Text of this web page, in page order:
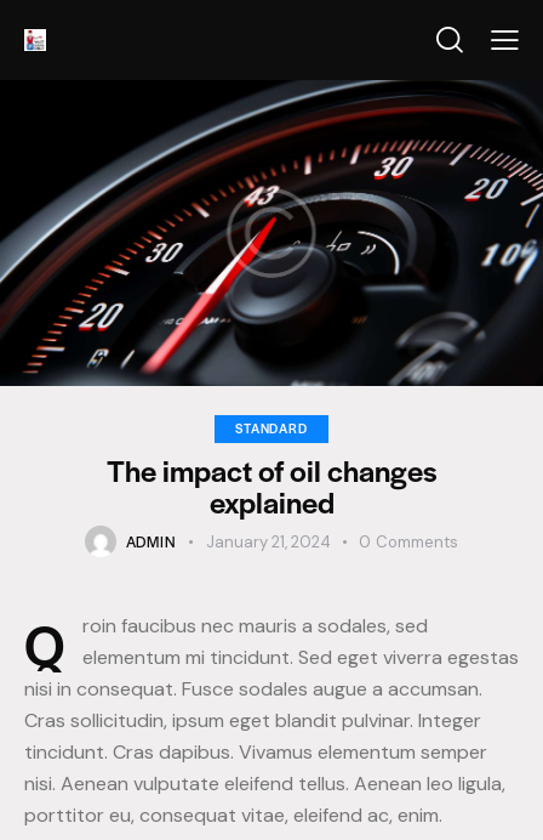
STANDARD
The impact of oil changes
explained
ADMIN January 21, 2024 0 Comments
Q
roin faucibus nec mauris a sodales, sed
elementum mi tincidunt. Sed eget viverra egestas
nisi in consequat. Fusce sodales augue a accumsan.
Cras sollicitudin, ipsum eget blandit pulvinar. Integer
tincidunt. Cras dapibus. Vivamus elementum semper
nisi. Aenean vulputate eleifend tellus. Aenean leo ligula,
porttitor eu, consequat vitae, eleifend ac, enim.